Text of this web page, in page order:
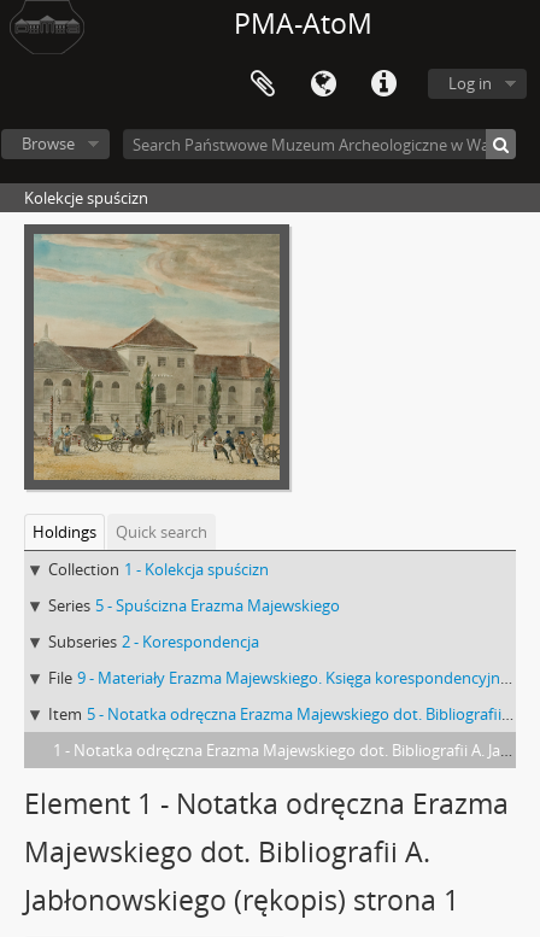
PMA-AtoM
Log in
Browse
Kolekcje spuścizn
Holdings
Quick search
Collection 1 - Kolekcja spuścizn
Series 5 - Spuścizna Erazma Majewskiego
Subseries 2 - Korespondencja
File 9 - Materiały Erazma Majewskiego. Księga korespondencyjna I-K
Item 5 - Notatka odręczna Erazma Majewskiego dot. Bibliografii Al. Jabłonowskiego (rękopis) strona 1
1 - Notatka odręczna Erazma Majewskiego dot. Bibliografii A. Jabłonowskiego (rękopis) strona 1
Element 1 - Notatka odręczna Erazma
Majewskiego dot. Bibliografii A.
Jabłonowskiego (rękopis) strona 1